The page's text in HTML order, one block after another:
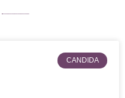
CANDIDA